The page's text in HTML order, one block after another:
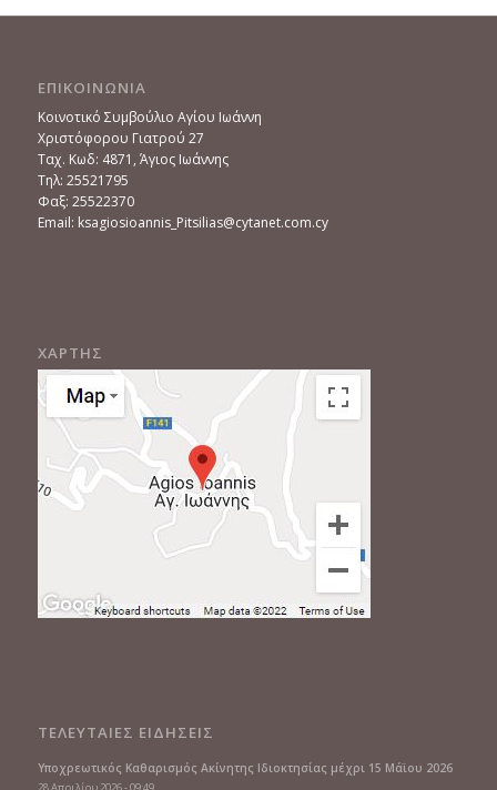
ΕΠΙΚΟΙΝΩΝΙΑ
Κοινοτικό Συμβούλιο Αγίου Ιωάννη
Χριστόφορου Γιατρού 27
Ταχ. Κωδ: 4871, Άγιος Ιωάννης
Τηλ: 25521795
Φαξ: 25522370
Email: ksagiosioannis_Pitsilias@cytanet.com.cy
ΧΑΡΤΗΣ
ΤΕΛΕΥΤΑΙΕΣ ΕΙΔΗΣΕΙΣ
Υποχρεωτικός Καθαρισμός Ακίνητης Ιδιοκτησίας μέχρι 15 Μάϊου 2026